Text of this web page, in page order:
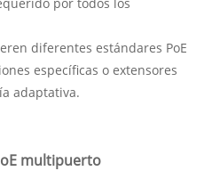
diferentes estándares PoE
específicas o extensores
adaptativa.
multipuerto